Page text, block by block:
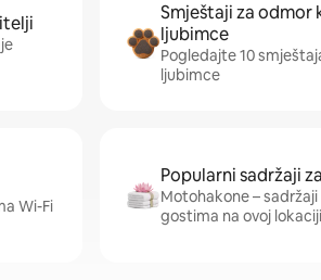
Smještaji za odmor
ljubimce
Pogledajte 10
ljubimce
Wi-Fi
Popularni sadržaji
Motohakone –
gostima na ovoj